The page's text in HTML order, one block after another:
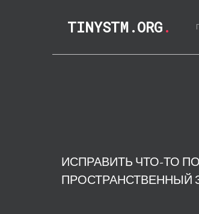
TINYSTM.ORG.
ИСПРАВИТЬ ЧТО-ТО
ПРОСТРАНСТВЕННЫЙ